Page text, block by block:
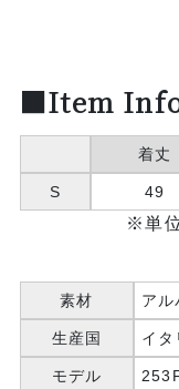
■Item
着丈
S 49
※単
素材 ア
生産国 イタ
モデル